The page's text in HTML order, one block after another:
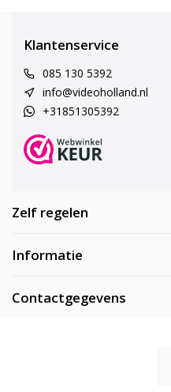
Klantenservice
085 130 5392
info@videoholland.nl
+31851305392
Zelf regelen
Informatie
Contactgegevens